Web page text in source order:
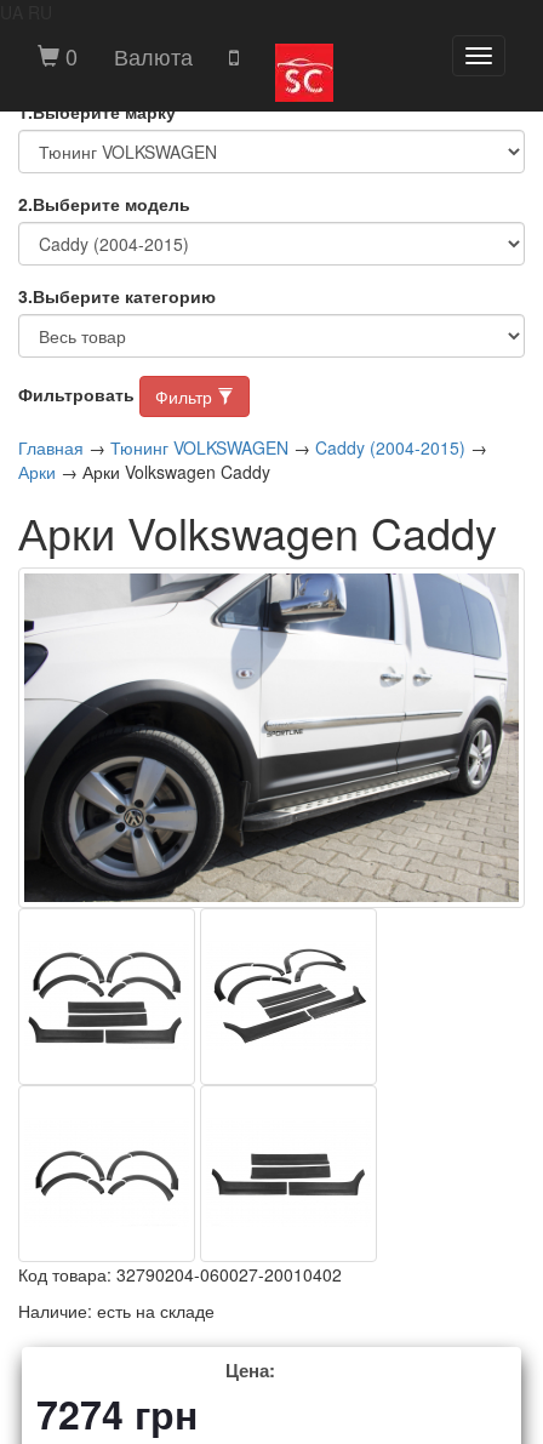
Toggle
0 Валюта
ВЫБЕРИТЕ МАРКУ И МОДЕЛЬ
АВТОМОБИЛЯ
1.Выберите марку
2.Выберите модель
3.Выберите категорию
Фильтровать Фильтр
Главная → Тюнинг VOLKSWAGEN → Caddy (2004-2015) →
Арки → Арки Volkswagen Caddy
Арки Volkswagen Caddy
Код товара: 32790204-060027-20010402
Наличие: есть на складе
Цена:
7274 грн